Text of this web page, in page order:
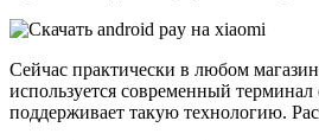
Сейчас практически в любом
используется современный
поддерживает такую технологию.